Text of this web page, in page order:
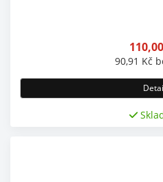
110,00
90,91 Kč